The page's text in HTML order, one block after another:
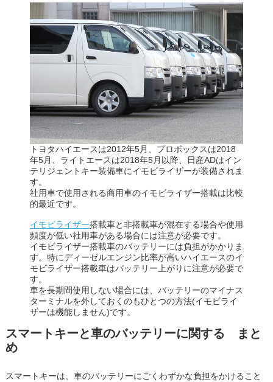
トヨタハイエースは2012年5月、プロボックスは2018
年5月、ライトエースは2018年5月以降、日産ADはイン
テリジェントキー装備車にイモビライザーが装備されま
す。
社用車で使用される商用車のイモビライザー搭載は比較
的最近です。
イモビライザー搭載車と非搭載車が混在する場合や使用
頻度が低い社用車がある場合には注意が必要です。
イモビライザー搭載車のバッテリーには負担がかかりま
す。特にディーゼルエンジン比率が高いハイエースのイ
モビライザー搭載車はバッテリー上がりに注意が必要で
す。
車を長期間使用しない場合には、バッテリーのマイナス
ターミナルを外しておくのもひとつの方法(イモビライ
ザーは機能しません)です。
スマートキーと車のバッテリーに関する まと
め
スマートキーは、車のバッテリーにごくわずかな負担をかけること